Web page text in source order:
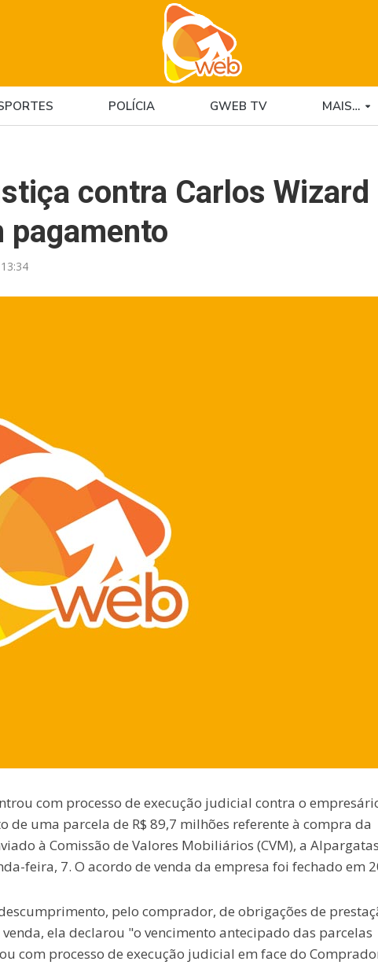
POLÍCIA GWEB TV MAIS…
contra Carlos Wizard
pagamento
com processo de execução judicial contra o
uma parcela de R$ 89,7 milhões referente à compra da
à Comissão de Valores Mobiliários (CVM), a
feira, 7. O acordo de venda da empresa foi fechado em
pelo comprador, de obrigações de
ela declarou "o vencimento antecipado das parcelas
com processo de execução judicial em face do